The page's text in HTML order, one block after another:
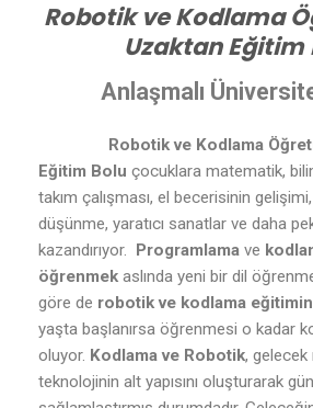
Robotik ve Kodlama
Uzaktan Eğitim
Anlaşmalı
Robotik ve Kodlama
Eğitim Bolu çocuklara matematik,
takım çalışması, el becerisinin
düşünme, yaratıcı sanatlar ve daha
kazandırıyor.
Programlama ve
öğrenmek aslında yeni bir dil
göre de robotik ve kodlama
yaşta başlanırsa öğrenmesi o kadar
oluyor. Kodlama ve Robotik, gelecek
teknolojinin alt yapısını oluşturarak